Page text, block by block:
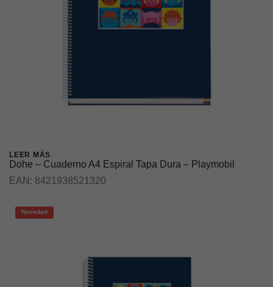
LEER MÁS
Dohe – Cuaderno A4 Espiral Tapa Dura – Playmobil
EAN: 8421938521320
Novedad